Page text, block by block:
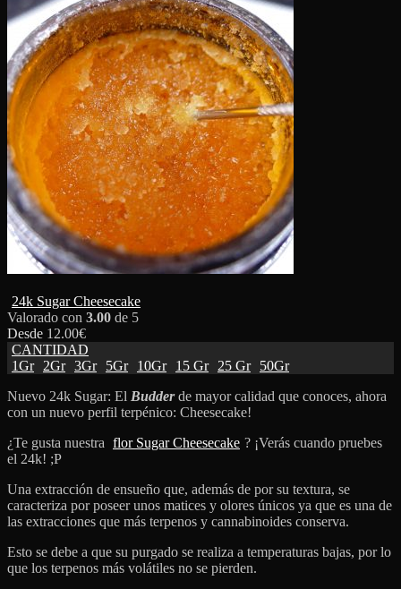
24k Sugar Cheesecake
Valorado con 3.00 de 5
Desde 12.00€
CANTIDAD
1Gr
2Gr 3Gr 5Gr 10Gr 15 Gr 25 Gr
50Gr
Nuevo 24k Sugar: El Budderde mayor calidad que conoces, ahora
con un nuevo perfil terpénico: Cheesecake!
¿Te gusta nuestra flor Sugar Cheesecake ? ¡Verás cuando pruebes
el 24k! ;P
Una extracción de ensueño que, además de por su textura, se
caracteriza por poseer unos matices y olores únicos ya que es una de
las extracciones que más terpenos y cannabinoides conserva.
Esto se debe a que su purgado se realiza a temperaturas bajas, por lo
que los terpenos más volátiles no se pierden.